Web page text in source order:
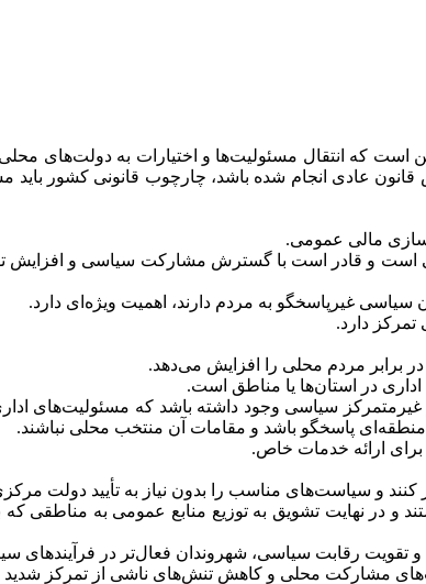
است که انتقال مسئولیت‌ها و اختیارات به دولت‌های
عادی انجام شده باشد، چارچوب قانونی کشور باید
مالی عمومی.
و قادر است با گسترش مشارکت سیاسی و افزایش
سیاسی غیرپاسخگو به مردم دارند، اهمیت ویژه‌ای دارد.
دارد.
برابر مردم محلی را افزایش می‌دهد.
در استان‌ها یا مناطق است.
سیاسی وجود داشته باشد که مسئولیت‌های
پاسخگو باشد و مقامات آن منتخب محلی نباشند.
ارائه خدمات خاص.
و در نهایت تشویق به توزیع منابع عمومی به مناطقی که